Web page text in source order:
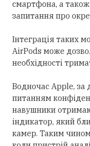
смартфона, а
запитання про
Інтеграція таких
AirPods може
необхідності
Водночас Apple, за
питанням
навушники
індикатор, який
камер. Таким